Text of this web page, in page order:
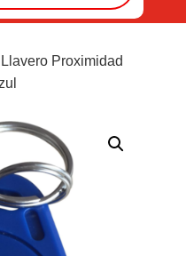
Proximidad